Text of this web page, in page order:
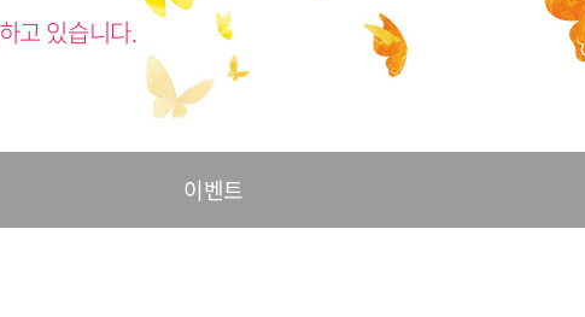
고 있습니다.
이벤트